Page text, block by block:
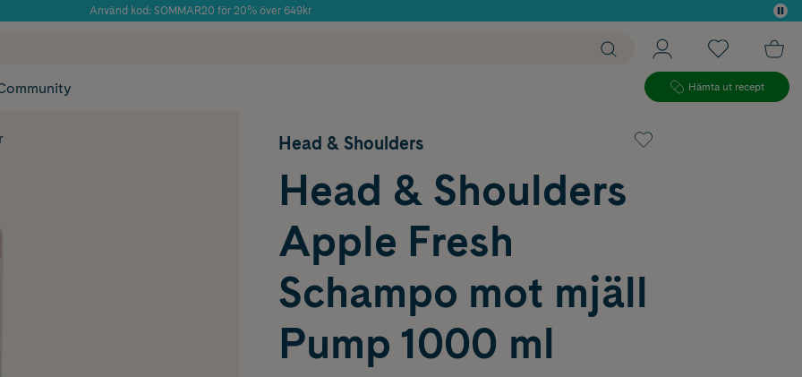
Använd kod: SOMMAR20 för 20% över 649kr
Hämta ut recept
Head & Shoulders
Head & Shoulders
Apple Fresh
Schampo mot mjäll
Pump 1000 ml